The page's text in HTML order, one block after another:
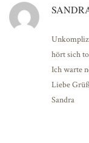
hört sich
Ich warte
Liebe
Sandra